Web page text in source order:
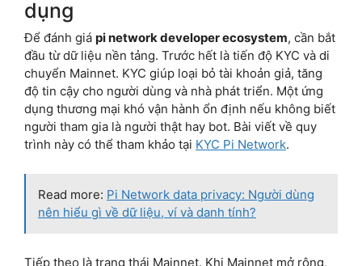
dụng
Để đánh giá pi network developer ecosystem, cần bắt
đầu từ dữ liệu nền tảng. Trước hết là tiến độ KYC và di
chuyển Mainnet. KYC giúp loại bỏ tài khoản giả, tăng
độ tin cậy cho người dùng và nhà phát triển. Một ứng
dụng thương mại khó vận hành ổn định nếu không biết
người tham gia là người thật hay bot. Bài viết về quy
trình này có thể tham khảo tại KYC Pi Network.
Read more: Pi Network data privacy: Người dùng
nên hiểu gì về dữ liệu, ví và danh tính?
Tiếp theo là trạng thái Mainnet. Khi Mainnet mở rộng,